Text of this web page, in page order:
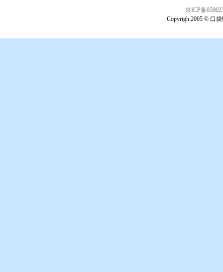
京ICP备
Copyrigh 2005 © 口